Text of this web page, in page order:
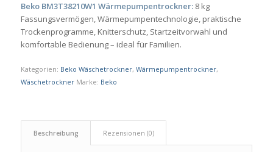
Beko BM3T38210W1 Wärmepumpentrockner:8 kg
Fassungsvermögen, Wärmepumpentechnologie, praktische
Trockenprogramme, Knitterschutz, Startzeitvorwahl und
komfortable Bedienung – ideal für Familien.
Kategorien: Beko Wäschetrockner, Wärmepumpentrockner,
Wäschetrockner Marke: Beko
Beschreibung Rezensionen (0)